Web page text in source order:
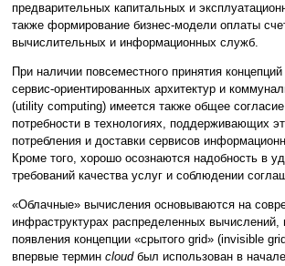
предварительных капитальных и
также формирование бизнес-модели оплаты
вычислительных и информационных служб.
При наличии повсеместного принятия
сервис-ориентированных архитектур и
(utility computing) имеется также общее
потребности в технологиях, поддерживающих
потребления и доставки сервисов
Кроме того, хорошо осознаются надобность в
требований качества услуг и соблюдении
«Облачные» вычисления основываются на
инфраструктурах распределенных вычислений,
появления концепции «срытого grid» (invisible
впервые термин cloudбыл использован в начале